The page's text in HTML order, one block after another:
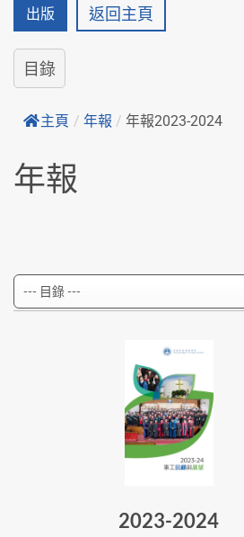
出版 返回主頁
目錄
主頁 / 年報 / 年報2023-2024
年報
2023-2024